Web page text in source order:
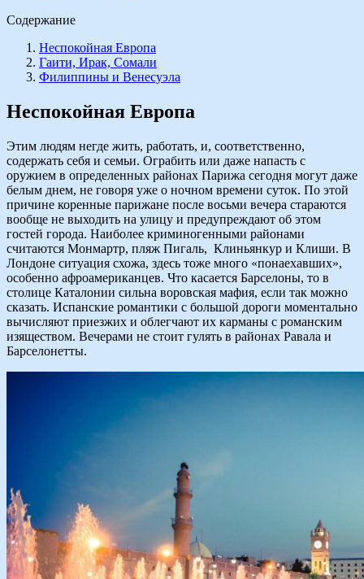
Содержание
Неспокойная Европа
Гаити, Ирак, Сомали
Филиппины и Венесуэла
Неспокойная Европа
Этим людям негде жить, работать, и, соответственно,
содержать себя и семьи. Ограбить или даже напасть с
оружием в определенных районах Парижа сегодня могут даже
белым днем, не говоря уже о ночном времени суток. По этой
причине коренные парижане после восьми вечера стараются
вообще не выходить на улицу и предупреждают об этом
гостей города. Наиболее криминогенными районами
считаются Монмартр, пляж Пигаль, Клиньянкур и Клиши. В
Лондоне ситуация схожа, здесь тоже много «понаехавших»,
особенно афроамериканцев. Что касается Барселоны, то в
столице Каталонии сильна воровская мафия, если так можно
сказать. Испанские романтики с большой дороги моментально
вычисляют приезжих и облегчают их карманы с романским
изяществом. Вечерами не стоит гулять в районах Равала и
Барселонетты.